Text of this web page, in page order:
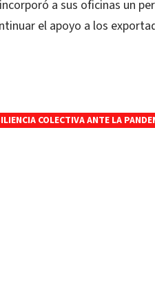
a sus oficinas un
el apoyo a los
COLECTIVA ANTE LA